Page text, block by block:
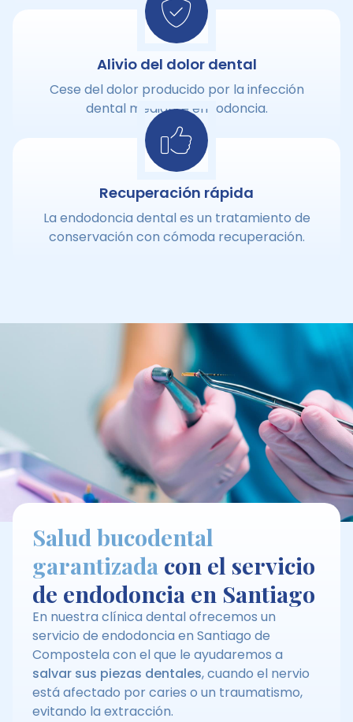
Alivio del dolor dental
Cese del dolor producido por la infección
dental mediante endodoncia.
Recuperación rápida
La endodoncia dental es un tratamiento de
conservación con cómoda recuperación.
Salud bucodental
garantizadacon el servicio
de endodoncia en Santiago
En nuestra clínica dental ofrecemos un
servicio de endodoncia en Santiago de
Compostela con el que le ayudaremos a
salvar sus piezas dentales, cuando el nervio
está afectado por caries o un traumatismo,
evitando la extracción.